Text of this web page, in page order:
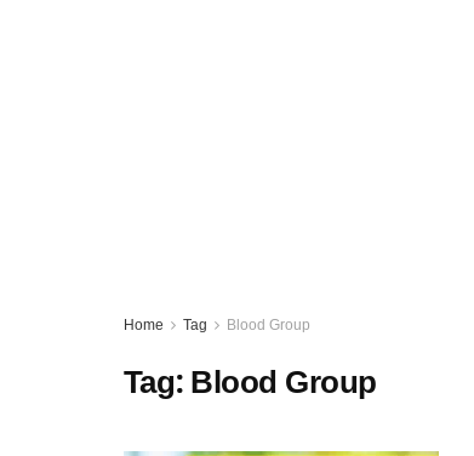
Home Tag Blood Group
Tag:Blood Group